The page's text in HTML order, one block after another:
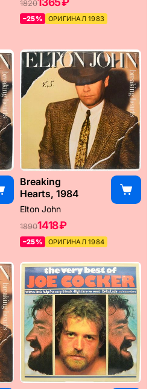
1820
–25% ОРИГИНАЛ 1983
Breaking
Hearts, 1984
Elton John
18901418 ₽
–25% ОРИГИНАЛ 1984